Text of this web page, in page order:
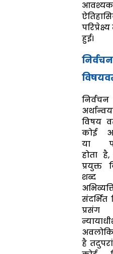
हुई।
विषय
कोई
या
होता
प्रयुक्त
संदर्भित
है